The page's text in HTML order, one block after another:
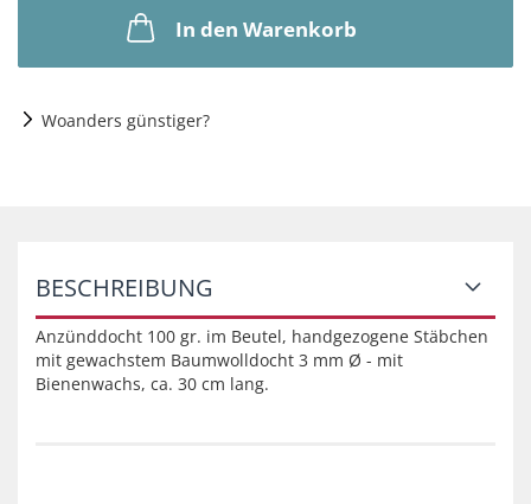
In den Warenkorb
Woanders günstiger?
BESCHREIBUNG
Anzünddocht 100 gr. im Beutel, handgezogene Stäbchen
mit gewachstem Baumwolldocht 3 mm Ø - mit
Bienenwachs, ca. 30 cm lang.